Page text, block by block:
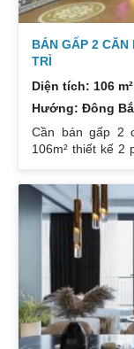
BÁN GẤP 2 CĂN
TRÌ
Diện tích: 106 m²
Hướng: Đông
Cần bán gấp 2
106m² thiết kế 2
189m² thiết kế 3
Giá bán 7,4 tỷ.
thất. Xem nhà